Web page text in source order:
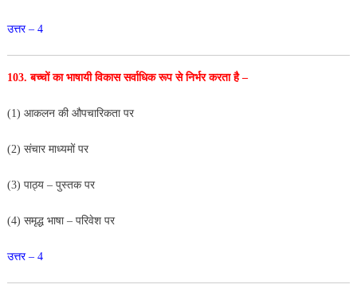
उत्तर – 4
103. बच्चों का भाषायी विकास सर्वाधिक रूप से निर्भर करता है –
(1) आकलन की औपचारिकता पर
(2) संचार माध्यमों पर
(3) पाठ्य – पुस्तक पर
(4) समृद्ध भाषा – परिवेश पर
उत्तर – 4